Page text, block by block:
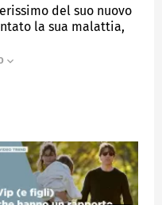
del suo nuovo
la sua malattia,